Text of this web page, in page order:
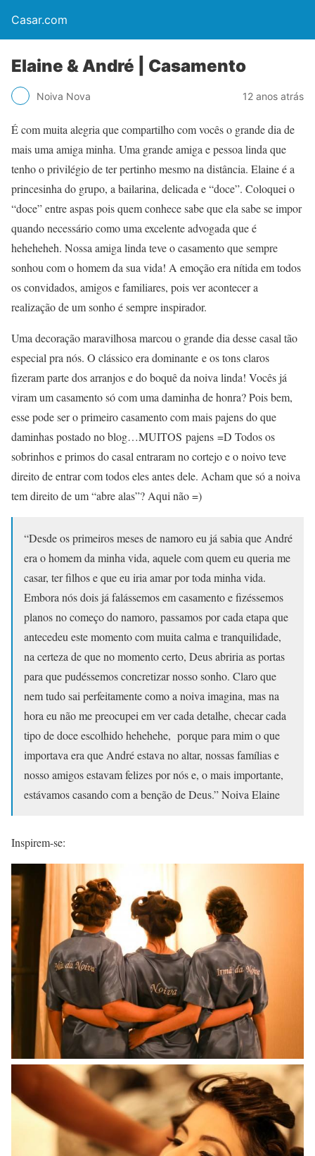
Casar.com
Elaine & André | Casamento
Noiva Nova 12 anos atrás
É com muita alegria que compartilho com vocês o grande dia de
mais uma amiga minha. Uma grande amiga e pessoa linda que
tenho o privilégio de ter pertinho mesmo na distância. Elaine é a
princesinha do grupo, a bailarina, delicada e “doce”. Coloquei o
“doce” entre aspas pois quem conhece sabe que ela sabe se impor
quando necessário como uma excelente advogada que é
heheheheh. Nossa amiga linda teve o casamento que sempre
sonhou com o homem da sua vida! A emoção era nítida em todos
os convidados, amigos e familiares, pois ver acontecer a
realização de um sonho é sempre inspirador.
Uma decoração maravilhosa marcou o grande dia desse casal tão
especial pra nós. O clássico era dominante e os tons claros
fizeram parte dos arranjos e do boquê da noiva linda! Vocês já
viram um casamento só com uma daminha de honra? Pois bem,
esse pode ser o primeiro casamento com mais pajens do que
daminhas postado no blog…MUITOS pajens =D Todos os
sobrinhos e primos do casal entraram no cortejo e o noivo teve
direito de entrar com todos eles antes dele. Acham que só a noiva
tem direito de um “abre alas”? Aqui não =)
“Desde os primeiros meses de namoro eu já sabia que André
era o homem da minha vida, aquele com quem eu queria me
casar, ter filhos e que eu iria amar por toda minha vida.
Embora nós dois já falássemos em casamento e fizéssemos
planos no começo do namoro, passamos por cada etapa que
antecedeu este momento com muita calma e tranquilidade,
na certeza de que no momento certo, Deus abriria as portas
para que pudéssemos concretizar nosso sonho. Claro que
nem tudo sai perfeitamente como a noiva imagina, mas na
hora eu não me preocupei em ver cada detalhe, checar cada
tipo de doce escolhido hehehehe, porque para mim o que
importava era que André estava no altar, nossas famílias e
nosso amigos estavam felizes por nós e, o mais importante,
estávamos casando com a benção de Deus.” Noiva Elaine
Inspirem-se: